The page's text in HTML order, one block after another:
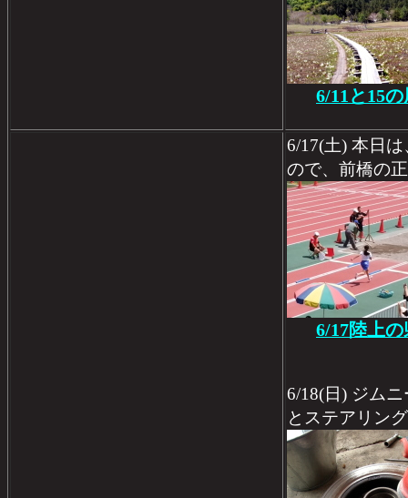
6/11と15
6/17(土) 本日は
ので、前橋の
6/17陸上
6/18(日) ジム
とステアリン